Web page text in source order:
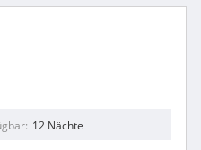
12 Nächte